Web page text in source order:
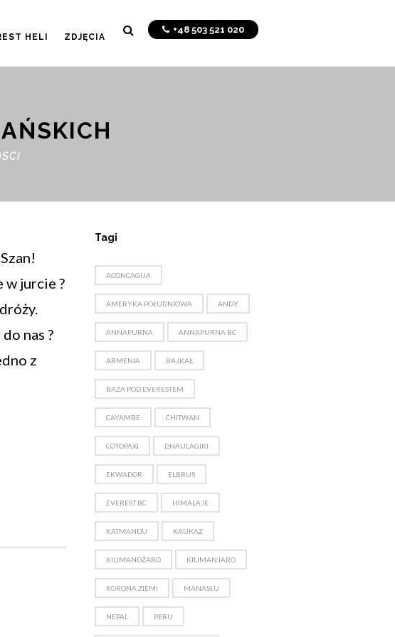
+48 503 521 020
HELI ZDJĘCIA
w jurcie ?
nas ?
z
Tagi
ACONCAGUA
AMERYKA POŁUDNIOWA ANDY
ANNAPURNA ANNAPURNA BC
ARMENIA BAJKAŁ
BAZA POD EVERESTEM
CAYAMBE CHITWAN
COTOPAXI DHAULAGIRI
EKWADOR ELBRUS
EVEREST BC HIMALAJE
KATMANDU KAUKAZ
KILIMANDŻARO KILIMANJARO
KORONA ZIEMI MANASLU
NEPAL PERU